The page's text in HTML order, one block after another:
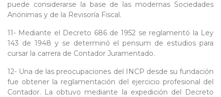
puede considerarse la base de las modernas Sociedades
Anónimas y de la Revisoría Fiscal.
11- Mediante el Decreto 686 de 1952 se reglamentó la Ley
143 de 1948 y se determinó el pensum de estudios para
cursar la carrera de Contador Juramentado.
12- Una de las preocupaciones del INCP desde su fundación
fue obtener la reglamentación del ejercicio profesional del
Contador. La obtuvo mediante la expedición del Decreto